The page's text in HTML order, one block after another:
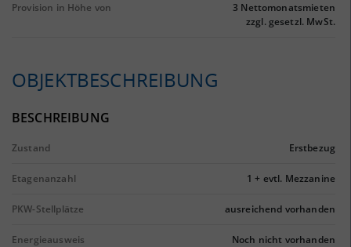
Provision in Höhe von
3 Nettomonatsmieten
zzgl. gesetzl. MwSt.
OBJEKTBESCHREIBUNG
BESCHREIBUNG
Zustand Erstbezug
Etagenanzahl 1 + evtl. Mezzanine
PKW-Stellplätze ausreichend vorhanden
Energieausweis Noch nicht vorhanden